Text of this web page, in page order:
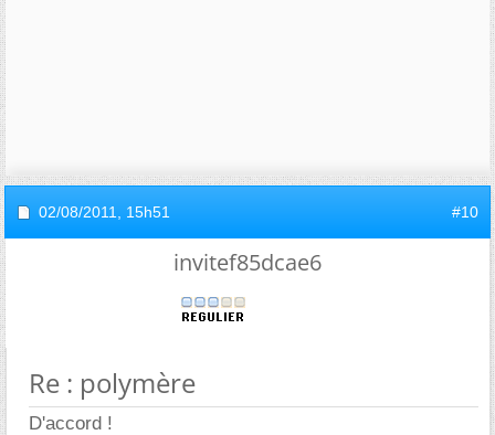
02/08/2011, 15h51 #10
invitef85dcae6
Re : polymère
D'accord !